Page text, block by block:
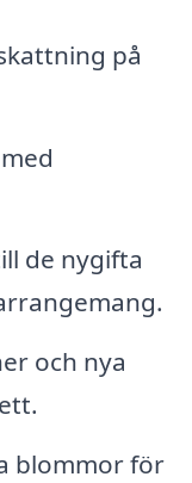
på
de nygifta
och nya
blommor för